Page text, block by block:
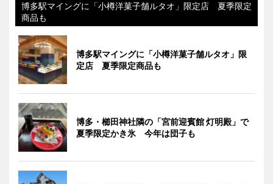
博多駅マイングに「小樽洋菓子舗ルタオ」限定店 夏季限定
商品も
博多駅マイングに「小樽洋菓子舗ルタオ」限
定店 夏季限定商品も
博多・櫛田神社隣の「宮前迎賓館 灯明殿」で
夏季限定かき氷 今年は団子も